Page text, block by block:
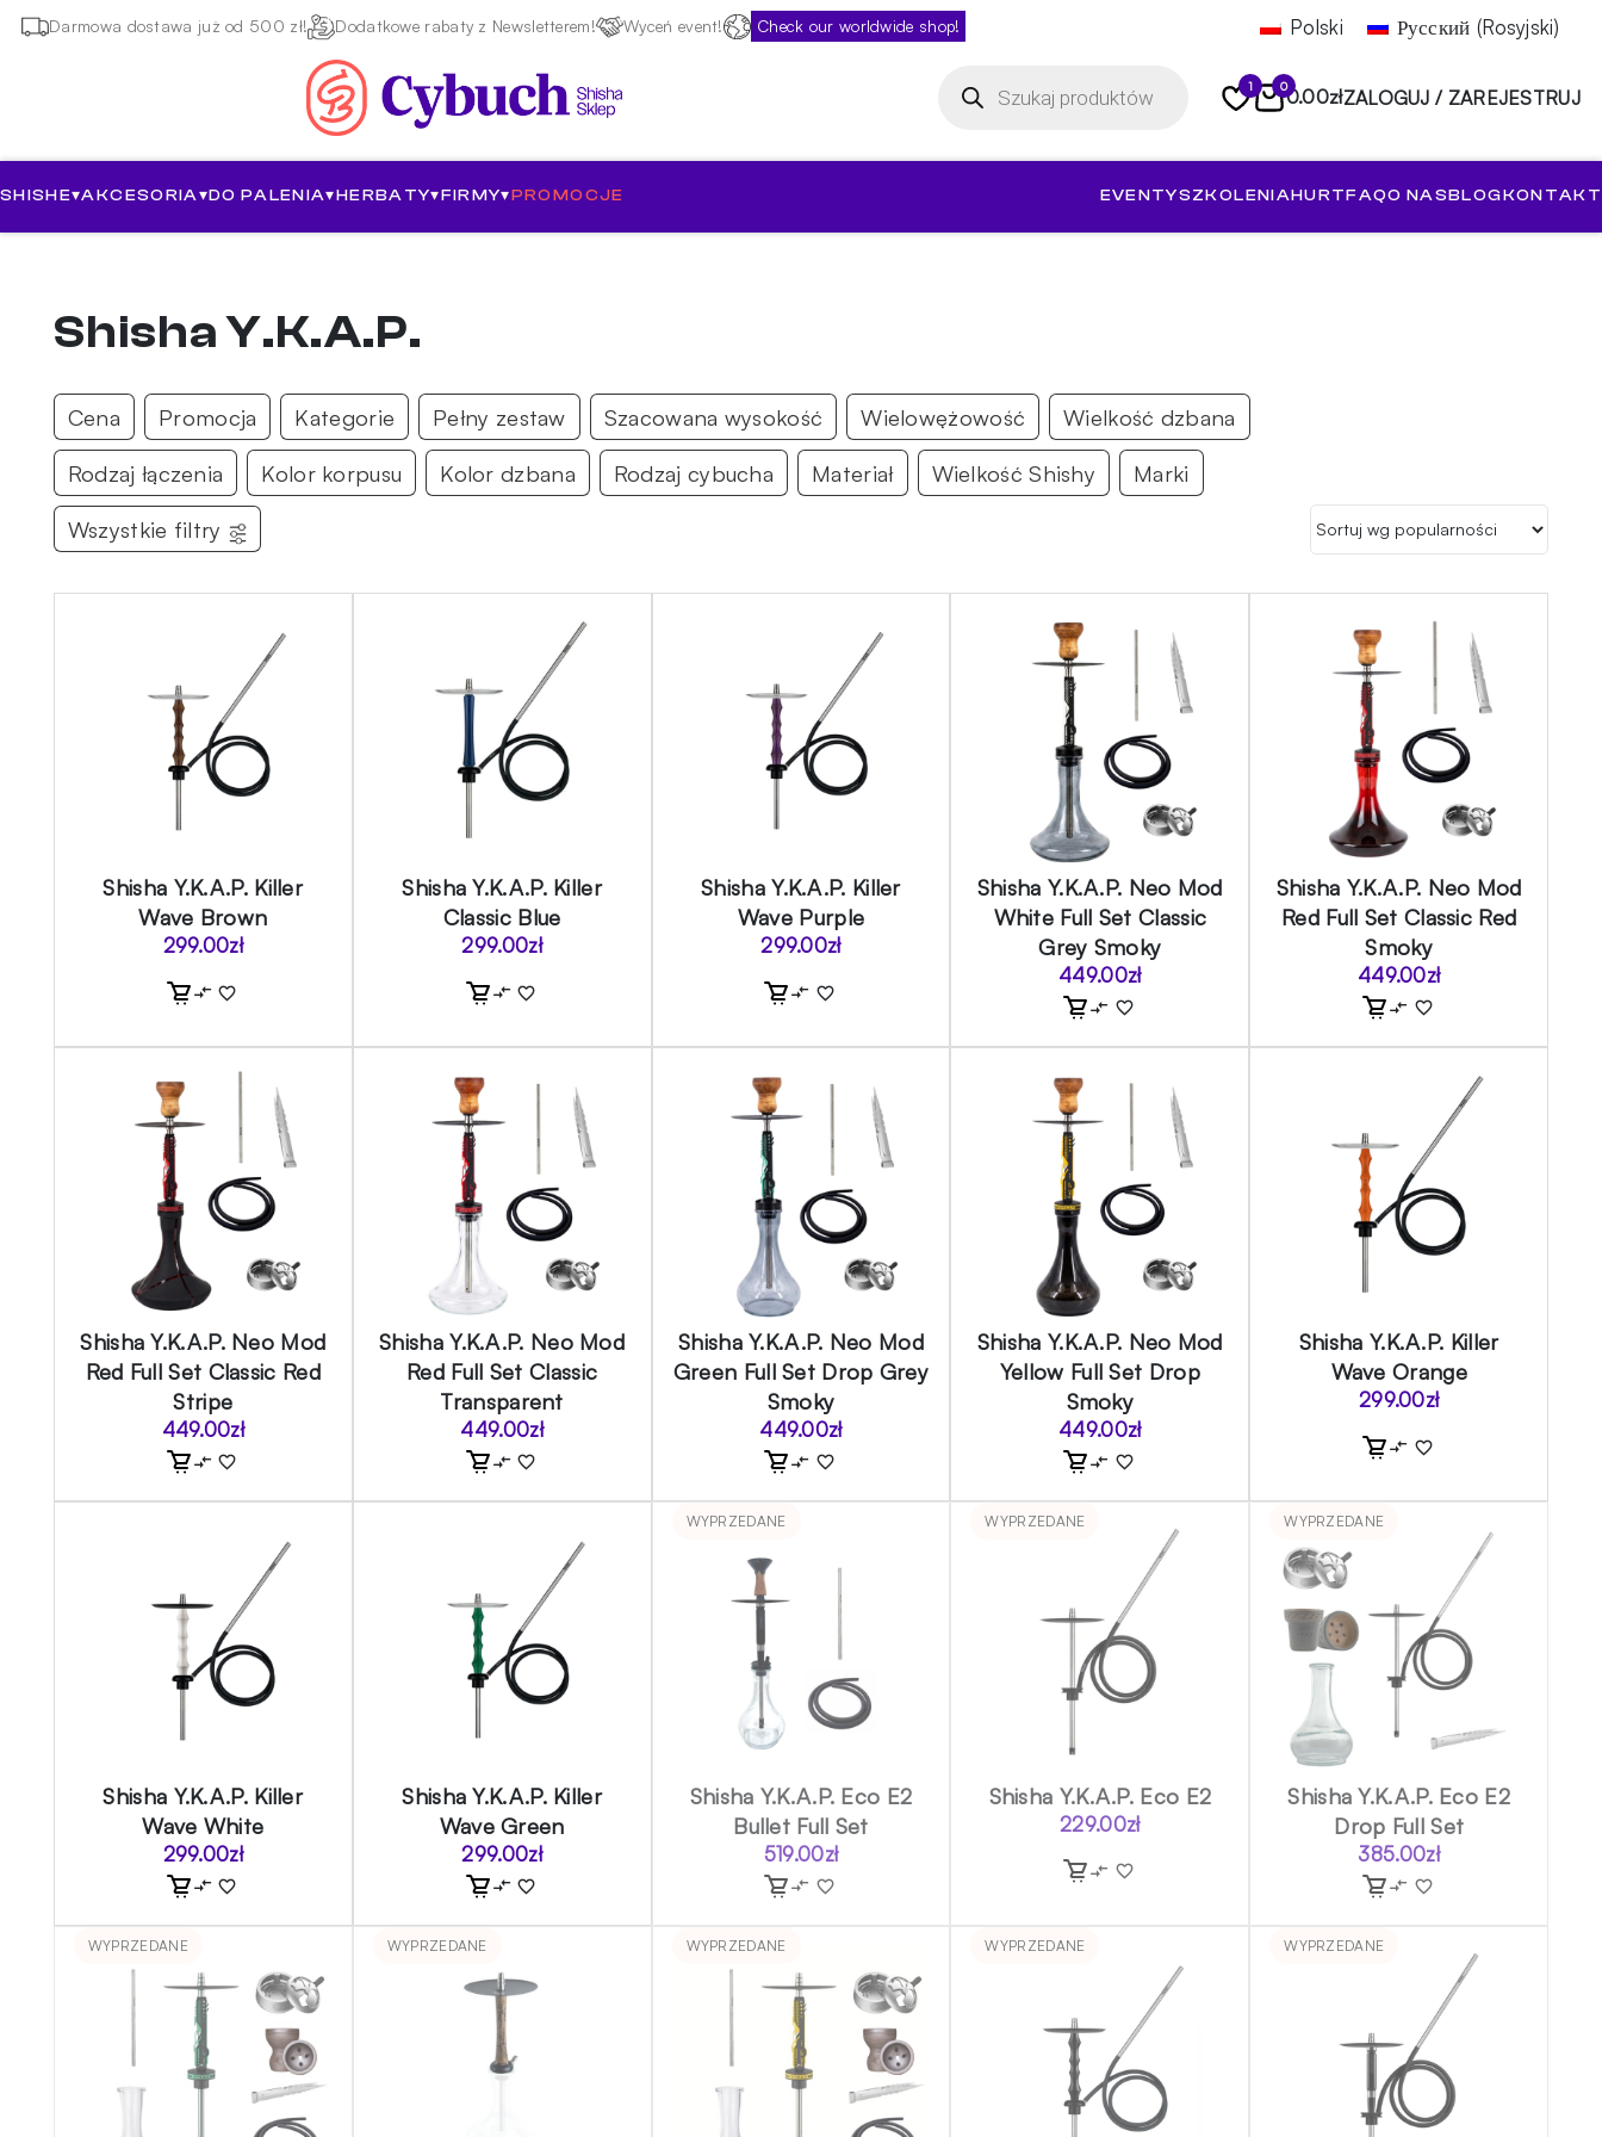
Darmowa dostawa już od 500 zł! Dodatkowe rabaty z Newsletterem! Wyceń event! Check our worldwide shop! Polski Русский (Rosyjski)
produktów 1 00.00złZALOGUJ / ZAREJESTRUJ
SHISHE▾AKCESORIA▾DO PALENIA▾HERBATY▾FIRMY▾PROMOCJE EVENTYSZKOLENIAHURTFAQO NASBLOGKONTAKT
Shisha Y.K.A.P.
Cena Promocja Kategorie Pełny zestaw Szacowana wysokość Wielowężowość Wielkość dzbana
Rodzaj łączenia Kolor korpusu Kolor dzbana Rodzaj cybucha Materiał Wielkość Shishy Marki
Wszystkie filtry
Shisha Y.K.A.P. Killer
Wave Brown
299.00zł
Shisha Y.K.A.P. Killer
Classic Blue
299.00zł
Shisha Y.K.A.P. Killer
Wave Purple
299.00zł
Shisha Y.K.A.P. Neo Mod
White Full Set Classic
Grey Smoky
449.00zł
Shisha Y.K.A.P. Neo Mod
Red Full Set Classic Red
Smoky
449.00zł
Shisha Y.K.A.P. Neo Mod
Red Full Set Classic Red
Stripe
449.00zł
Shisha Y.K.A.P. Neo Mod
Red Full Set Classic
Transparent
449.00zł
Shisha Y.K.A.P. Neo Mod
Green Full Set Drop Grey
Smoky
449.00zł
Shisha Y.K.A.P. Neo Mod
Yellow Full Set Drop
Smoky
449.00zł
Shisha Y.K.A.P. Killer
Wave Orange
299.00zł
Shisha Y.K.A.P. Killer
Wave White
299.00zł
Shisha Y.K.A.P. Killer
Wave Green
299.00zł
WYPRZEDANE
Shisha Y.K.A.P. Eco E2
Bullet Full Set
519.00zł
WYPRZEDANE
Shisha Y.K.A.P. Eco E2
229.00zł
WYPRZEDANE
Shisha Y.K.A.P. Eco E2
Drop Full Set
385.00zł
WYPRZEDANE WYPRZEDANE WYPRZEDANE WYPRZEDANE WYPRZEDANE